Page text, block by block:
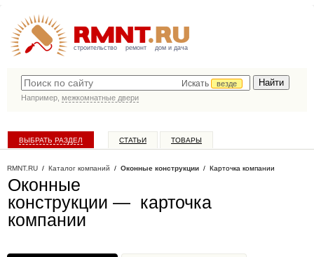
строительство ремонт дом и дача
Искать
везде
Например, межкомнатные двери
ВЫБРАТЬ РАЗДЕЛ СТАТЬИ ТОВАРЫ
RMNT.RU / Каталог компаний / Оконные конструкции / Карточка компании
Оконные
конструкции — карточка
компании